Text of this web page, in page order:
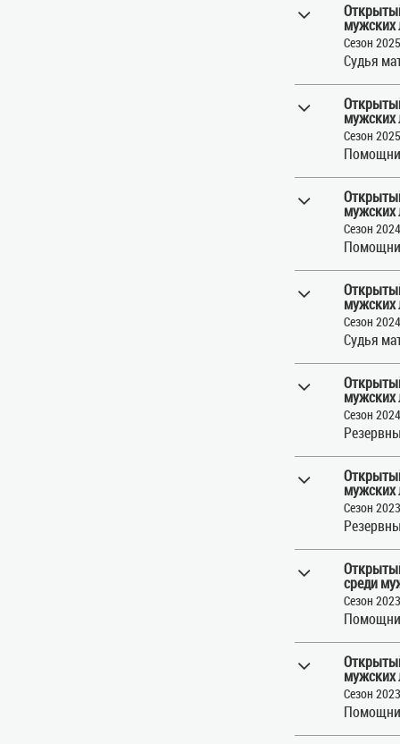
мужских
Сезон
Судья
мужских
Сезон
мужских
Сезон
мужских
Сезон
Судья
мужских
Сезон
мужских
Сезон
среди
Сезон
мужских
Сезон